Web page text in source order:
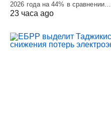
2026 года на 44% в сравнении…
23 часа ago